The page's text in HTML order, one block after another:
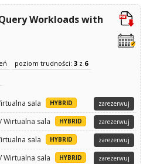
Workloads with
poziom trudności: 3z 6
sala HYBRID zarezerwuj
Wirtualna sala HYBRID zarezerwuj
sala HYBRID zarezerwuj
Wirtualna sala HYBRID zarezerwuj